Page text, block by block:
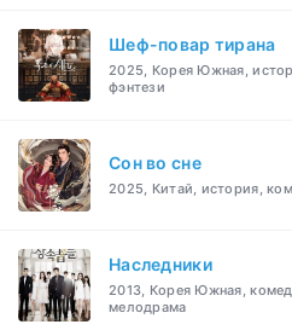
Шеф-повар тирана
2025, Корея Южная,
фэнтези
Cон во сне
2025, Китай, история,
Наследники
2013, Корея Южная,
мелодрама